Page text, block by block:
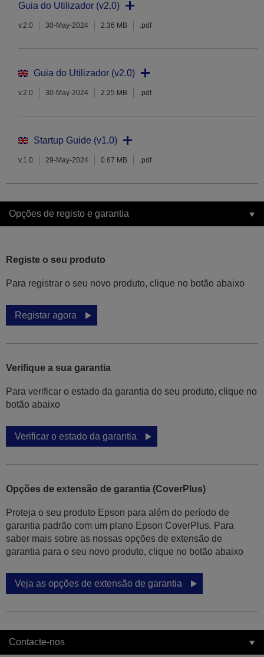
Guia do Utilizador (v2.0)
v.2.0 30-May-2024 2.36 MB .pdf
Guia do Utilizador (v2.0)
v.2.0 30-May-2024 2.25 MB .pdf
Startup Guide (v1.0)
v.1.0 29-May-2024 0.67 MB .pdf
Opções de registo e garantia
Registe o seu produto
Para registrar o seu novo produto, clique no botão abaixo
Registar agora
Verifique a sua garantia
Para verificar o estado da garantia do seu produto, clique no
botão abaixo
Verificar o estado da garantia
Opções de extensão de garantia (CoverPlus)
Proteja o seu produto Epson para além do período de
garantia padrão com um plano Epson CoverPlus. Para
saber mais sobre as nossas opções de extensão de
garantia para o seu novo produto, clique no botão abaixo
Veja as opções de extensão de garantia
Contacte-nos